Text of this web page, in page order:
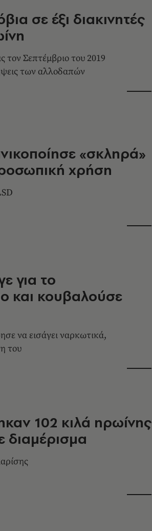
σε έξι διακινητές
τον Σεπτέμβριο του 2019
των αλλοδαπών
«σκληρά»
χρήση
για το
και κουβαλούσε
να εισάγει ναρκωτικά,
του
102 κιλά ηρωίνης